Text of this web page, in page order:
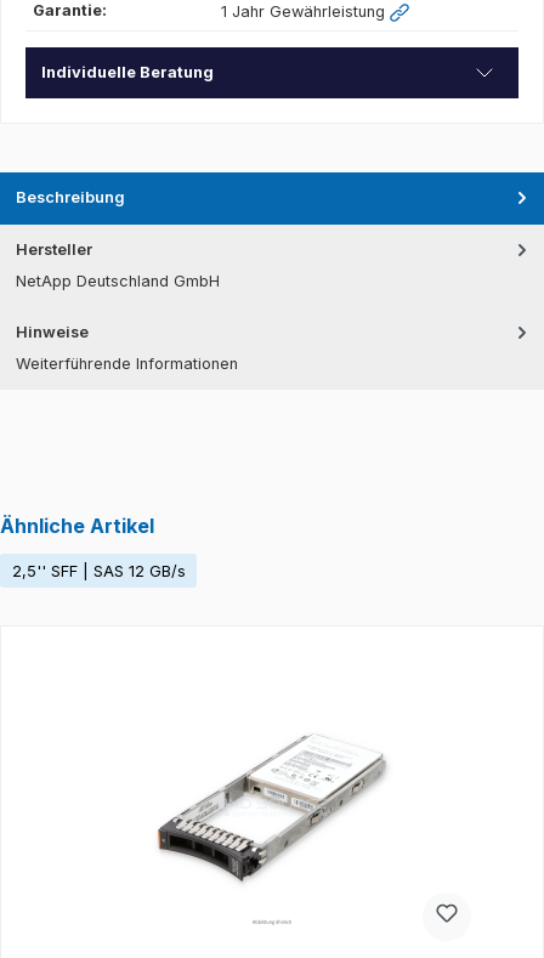
Garantie: 1 Jahr Gewährleistung
Individuelle Beratung
Beschreibung
Hersteller
NetApp Deutschland GmbH
Hinweise
Weiterführende Informationen
Ähnliche Artikel
2,5'' SFF | SAS 12 GB/s